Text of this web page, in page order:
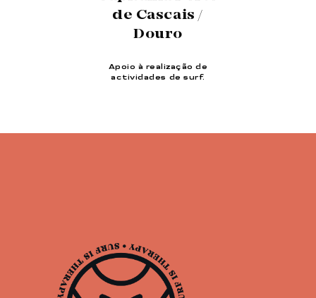
de Cascais /
Douro
Apoio à realização de
actividades de surf.